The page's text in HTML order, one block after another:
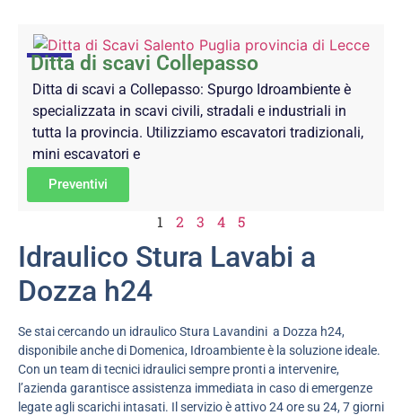
Ditta di scavi Collepasso
Ditta di scavi a Collepasso: Spurgo Idroambiente è
specializzata in scavi civili, stradali e industriali in
tutta la provincia. Utilizziamo escavatori tradizionali,
mini escavatori e
Preventivi
1 2 3 4 5
Idraulico Stura Lavabi a
Dozza h24
Se stai cercando un idraulico Stura Lavandini a Dozza h24,
disponibile anche di Domenica, Idroambiente è la soluzione ideale.
Con un team di tecnici idraulici sempre pronti a intervenire,
l’azienda garantisce assistenza immediata in caso di emergenze
legate agli scarichi intasati. Il servizio è attivo 24 ore su 24, 7 giorni